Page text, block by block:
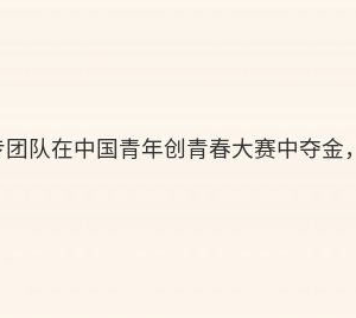
队在中国青年创青春大赛中夺金